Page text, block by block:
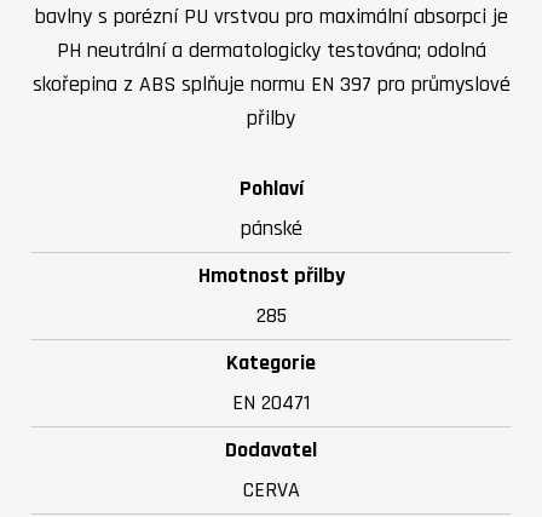
bavlny s porézní PU vrstvou pro maximální absorpci je
PH neutrální a dermatologicky testována; odolná
skořepina z ABS splňuje normu EN 397 pro průmyslové
přilby
Pohlaví
pánské
Hmotnost přilby
285
Kategorie
EN 20471
Dodavatel
CERVA